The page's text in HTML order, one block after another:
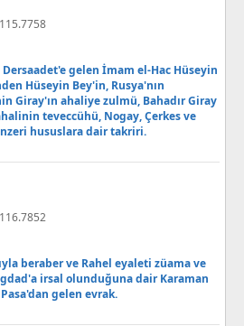
gelen İmam el-Hac Hüseyin
Hüseyin Bey'in, Rusya'nın
Giray'ın ahaliye zulmü, Bahadır Giray
teveccühü, Nogay, Çerkes ve
hususlara dair takriri.
beraber ve Rahel eyaleti züama ve
irsal olunduğuna dair Karaman
gelen evrak.